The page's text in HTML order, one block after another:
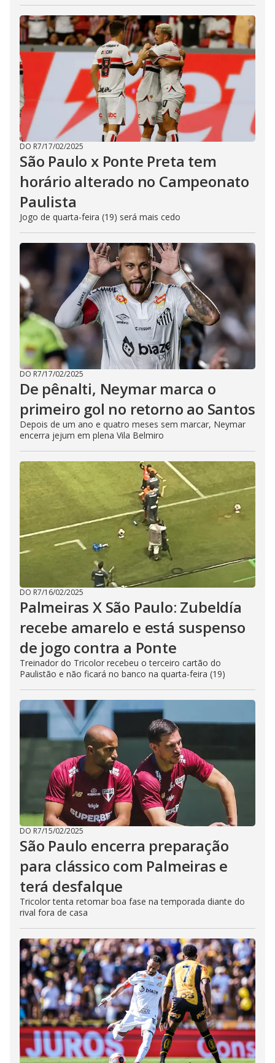
DO R7/17/02/2025
São Paulo x Ponte Preta tem
horário alterado no Campeonato
Paulista
Jogo de quarta-feira (19) será mais cedo
DO R7/17/02/2025
De pênalti, Neymar marca o
primeiro gol no retorno ao Santos
Depois de um ano e quatro meses sem marcar, Neymar
encerra jejum em plena Vila Belmiro
DO R7/16/02/2025
Palmeiras X São Paulo: Zubeldía
recebe amarelo e está suspenso
de jogo contra a Ponte
Treinador do Tricolor recebeu o terceiro cartão do
Paulistão e não ficará no banco na quarta-feira (19)
DO R7/15/02/2025
São Paulo encerra preparação
para clássico com Palmeiras e
terá desfalque
Tricolor tenta retomar boa fase na temporada diante do
rival fora de casa